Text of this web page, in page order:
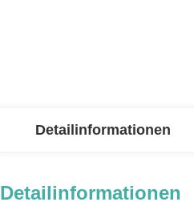
Detailinformationen
Detailinformationen